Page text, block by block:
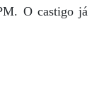
O castigo já